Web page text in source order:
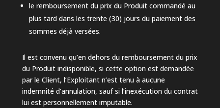
le remboursement du prix du Produit commandé au
plus tard dans les trente (30) jours du paiement des
sommes déjà versées.
Il est convenu qu’en dehors du remboursement du prix
du Produit indisponible, si cette option est demandée
par le Client, l’Exploitant n’est tenu à aucune
indemnité d’annulation, sauf si l’inexécution du contrat
lui est personnellement imputable.